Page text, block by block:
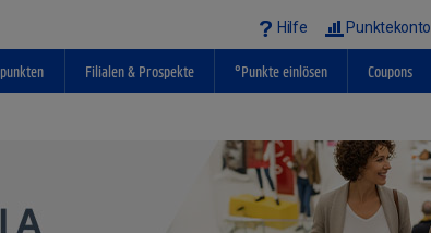
Hilfe Punktekonto
Filialen & Prospekte °Punkte einlösen Coupons